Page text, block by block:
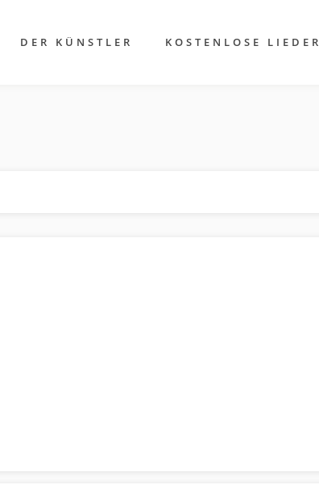
DER KÜNSTLER KOSTENLOSE LIEDER